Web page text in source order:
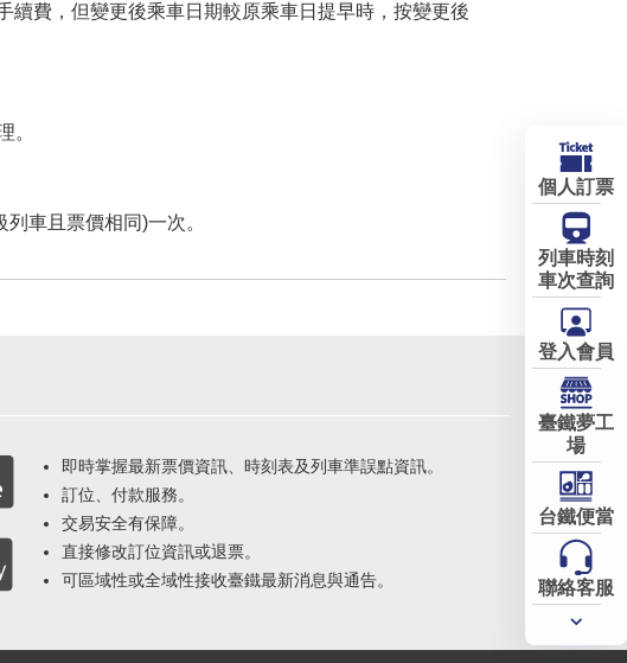
費，但變更後乘車日期較原乘車日提早時，按變更後
。
車且票價相同)一次。
即時掌握最新票價資訊、時刻表及列車準誤點資訊。
訂位、付款服務。
交易安全有保障。
直接修改訂位資訊或退票。
可區域性或全域性接收臺鐵最新消息與通告。
個人訂票
列車時刻
車次查詢
登入會員
臺鐵夢工
場
台鐵便當
聯絡客服
常用